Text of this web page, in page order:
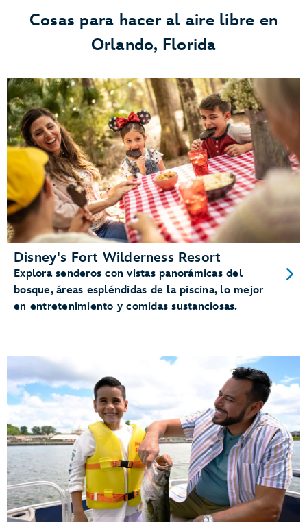
Cosas para hacer al aire libre en
Orlando, Florida
Disney's Fort Wilderness Resort
Explora senderos con vistas panorámicas del
bosque, áreas espléndidas de la piscina, lo mejor
en entretenimiento y comidas sustanciosas.